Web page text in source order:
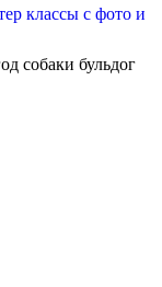
классы с фото и
собаки бульдог